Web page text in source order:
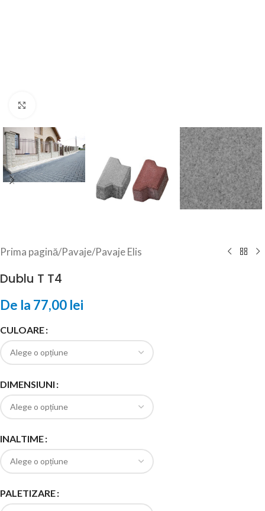
Prima pagină/Pavaje/Pavaje Elis
Dublu T T4
De la 77,00 lei
CULOARE
DIMENSIUNI
INALTIME
PALETIZARE